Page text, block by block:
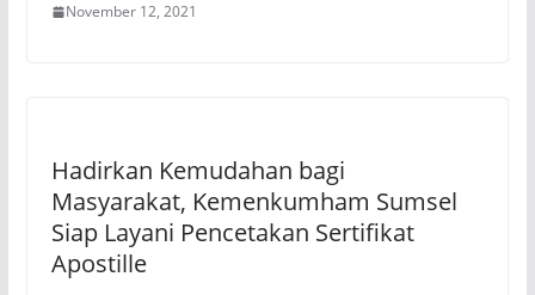
November 12, 2021
Hadirkan Kemudahan bagi
Masyarakat, Kemenkumham Sumsel
Siap Layani Pencetakan Sertifikat
Apostille